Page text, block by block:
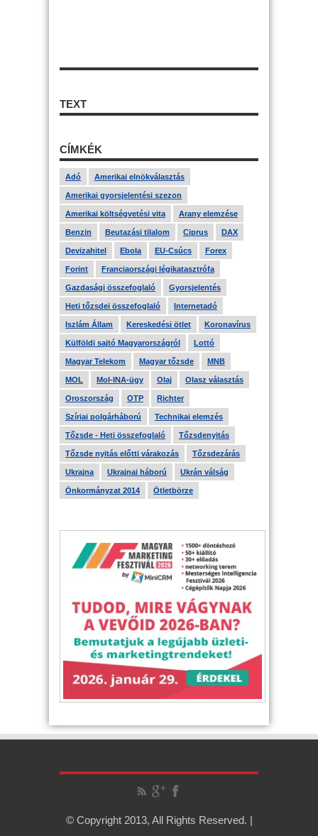
TEXT
CÍMKÉK
Adó Amerikai elnökválasztás
Amerikai gyorsjelentési szezon
Amerikai költségvetési vita Arany elemzése
Benzin Beutazási tilalom Ciprus DAX
Devizahitel Ebola EU-Csúcs Forex
Forint Franciaországi légikatasztrófa
Gazdasági összefoglaló Gyorsjelentés
Heti tőzsdei összefoglaló Internetadó
Iszlám Állam Kereskedési ötlet Koronavírus
Külföldi sajtó Magyarországról Lottó
Magyar Telekom Magyar tőzsde MNB
MOL Mol-INA-ügy Olaj Olasz választás
Oroszország OTP Richter
Szíriai polgárháború Technikai elemzés
Tőzsde - Heti összefoglaló Tőzsdenyitás
Tőzsde nyitás előtti várakozás Tőzsdezárás
Ukrajna Ukrajnai háború Ukrán válság
Önkormányzat 2014 Ötletbörze
© Copyright 2013, All Rights Reserved. |